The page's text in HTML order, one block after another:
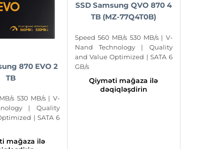
870 EVO 2
TB
s 530 MB/s | V-
| Quality
| SATA 6
mağaza ilə
SSD Samsung QVO 870 4
TB (MZ-77Q4T0B)
Speed 560 MB/s 530 MB/s | V-
Nand Technology | Quality
and Value Optimized | SATA 6
GB/s
Qiyməti mağaza ilə
dəqiqləşdirin